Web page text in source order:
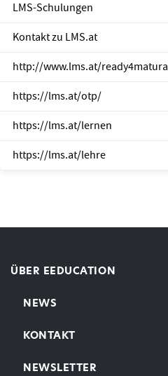
LMS-Schulungen
Kontakt zu LMS.at
http://www.lms.at/ready4matura
https://lms.at/otp/
https://lms.at/lernen
https://lms.at/lehre
ÜBER EEDUCATION
NEWS
KONTAKT
NEWSLETTER